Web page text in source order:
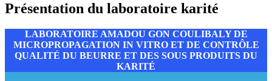
Présentation du laboratoire karité
LABORATOIRE AMADOU GON COULIBALY DE
MICROPROPAGATION IN VITRO ET DE CONTRÔLE
QUALITÉ DU BEURRE ET DES SOUS PRODUITS DU
KARITÉ